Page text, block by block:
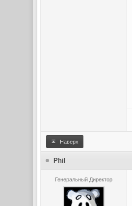
Наверх
Phil
Генеральный Директор